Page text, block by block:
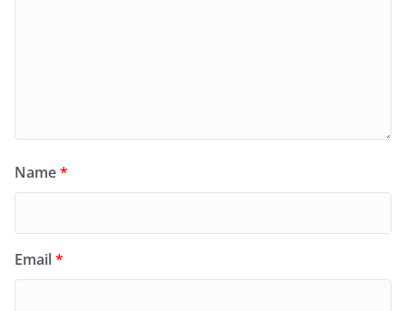
Name*
Email*